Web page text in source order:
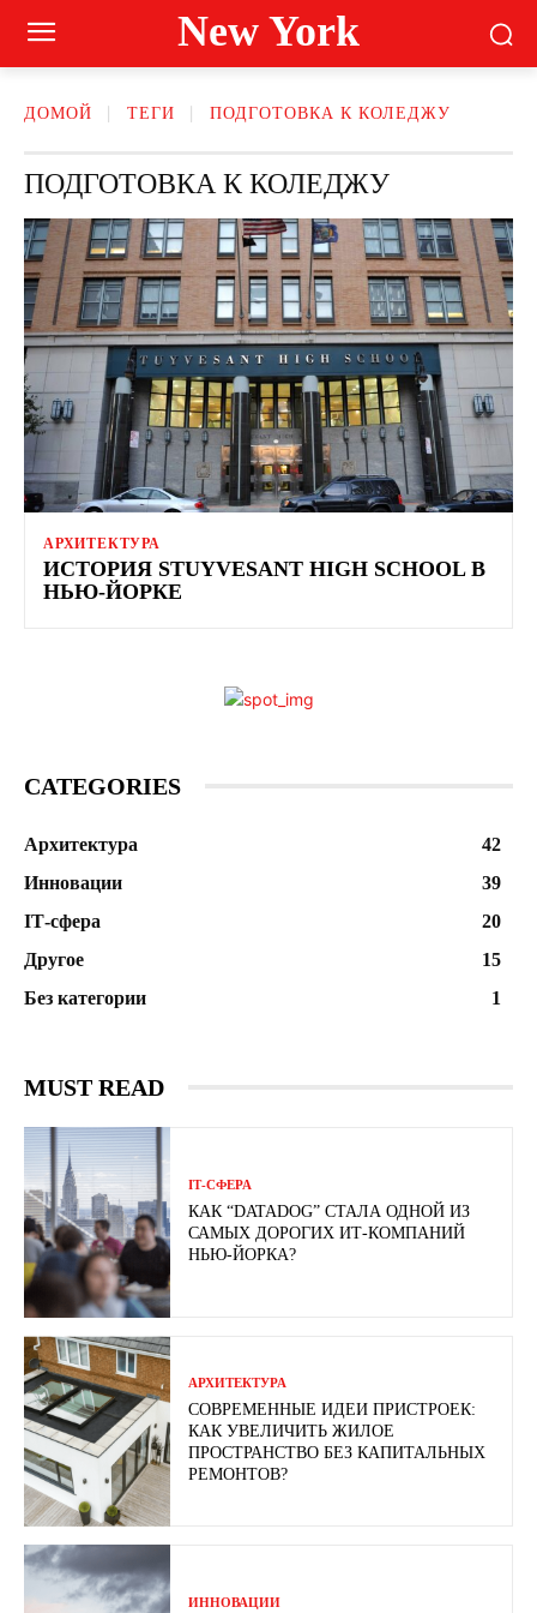
New York
ДОМОЙ ТЕГИ ПОДГОТОВКА К КОЛЕДЖУ
ПОДГОТОВКА К КОЛЕДЖУ
АРХИТЕКТУРА
ИСТОРИЯ STUYVESANT HIGH SCHOOL В
НЬЮ-ЙОРКЕ
CATEGORIES
Архитектура
42
Инновации
39
ІТ-сфера
20
Другое
15
Без категории
1
MUST READ
ІТ-СФЕРА
КАК “DATADOG” СТАЛА ОДНОЙ ИЗ
САМЫХ ДОРОГИХ ИТ-КОМПАНИЙ
НЬЮ-ЙОРКА?
АРХИТЕКТУРА
СОВРЕМЕННЫЕ ИДЕИ ПРИСТРОЕК:
КАК УВЕЛИЧИТЬ ЖИЛОЕ
ПРОСТРАНСТВО БЕЗ КАПИТАЛЬНЫХ
РЕМОНТОВ?
ИННОВАЦИИ